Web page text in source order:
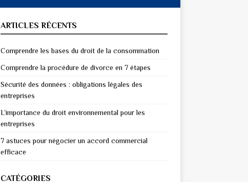
ARTICLES RÉCENTS
Comprendre les bases du droit de la consommation
Comprendre la procédure de divorce en 7 étapes
Sécurité des données : obligations légales des
entreprises
L’importance du droit environnemental pour les
entreprises
7 astuces pour négocier un accord commercial
efficace
CATÉGORIES